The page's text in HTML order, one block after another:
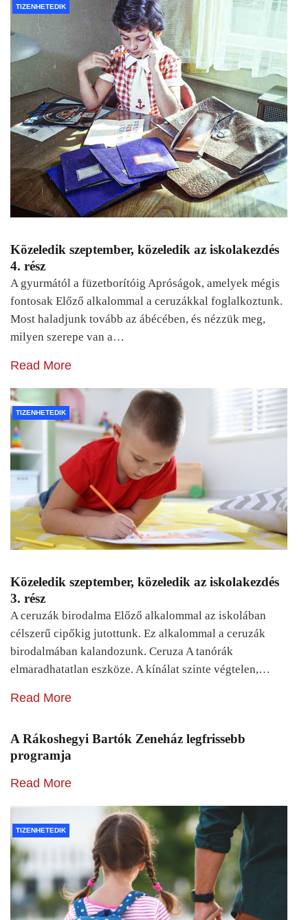
TIZENHETEDIK
Közeledik szeptember, közeledik az iskolakezdés
4. rész
A gyurmától a füzetborítóig Apróságok, amelyek mégis
fontosak Előző alkalommal a ceruzákkal foglalkoztunk.
Most haladjunk tovább az ábécében, és nézzük meg,
milyen szerepe van a…
Read More
TIZENHETEDIK
Közeledik szeptember, közeledik az iskolakezdés
3. rész
A ceruzák birodalma Előző alkalommal az iskolában
célszerű cipőkig jutottunk. Ez alkalommal a ceruzák
birodalmában kalandozunk. Ceruza A tanórák
elmaradhatatlan eszköze. A kínálat szinte végtelen,…
Read More
A Rákoshegyi Bartók Zeneház legfrissebb
programja
Read More
TIZENHETEDIK